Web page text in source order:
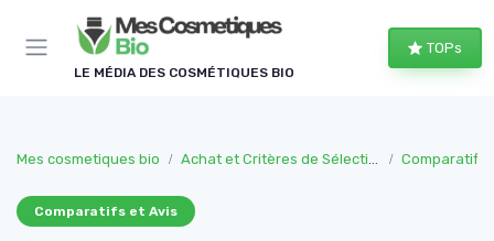
LE MÉDIA DES COSMÉTIQUES BIO
TOPs
Mes cosmetiques bio Achat et Critères de Sélection Comparatifs
Comparatifs et Avis
Panneau de gestion des cookies